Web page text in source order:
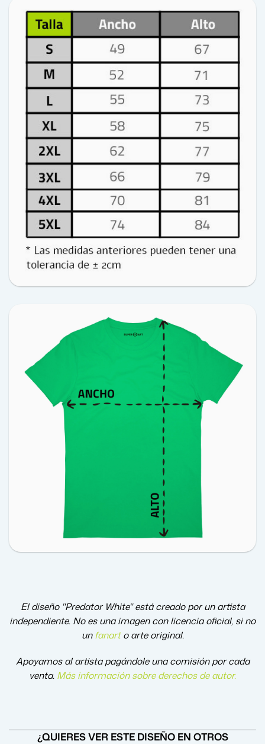
El diseño "Predator White" está creado por un artista
independiente. No es una imagen con licencia oficial, si no
unfanart o arte original.
Apoyamos al artista pagándole una comisión por cada
venta. Más información sobre derechos de autor.
¿QUIERES VER ESTE DISEÑO EN OTROS